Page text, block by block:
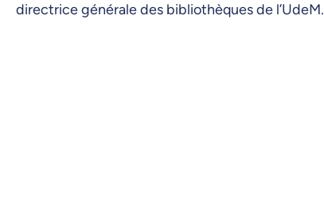
directrice générale des bibliothèques de l’UdeM.